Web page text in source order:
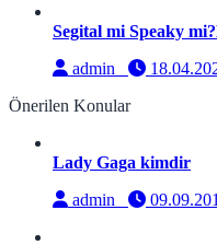
Segital mi Speaky
admin
Önerilen Konular
Lady Gaga kimdir
admin